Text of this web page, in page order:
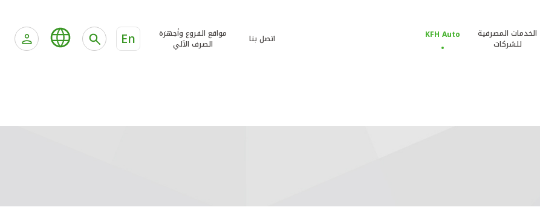
الخدمات المصرفية
للشركات
KFH Auto اتصل بنا
مواقع الفروع وأجهزة
الصرف الآلي
En